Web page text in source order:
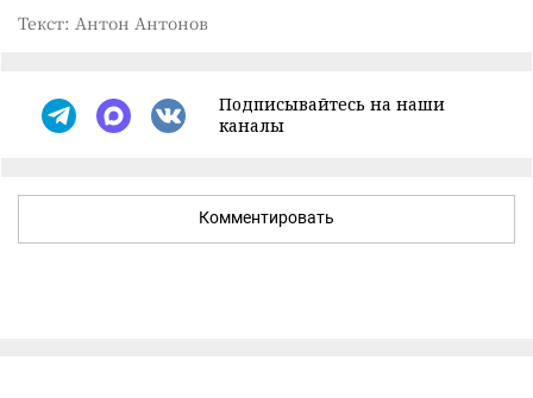
Текст: Антон Антонов
Подписывайтесь на наши
каналы
Комментировать